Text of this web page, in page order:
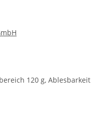
120 g, Ablesbarkeit